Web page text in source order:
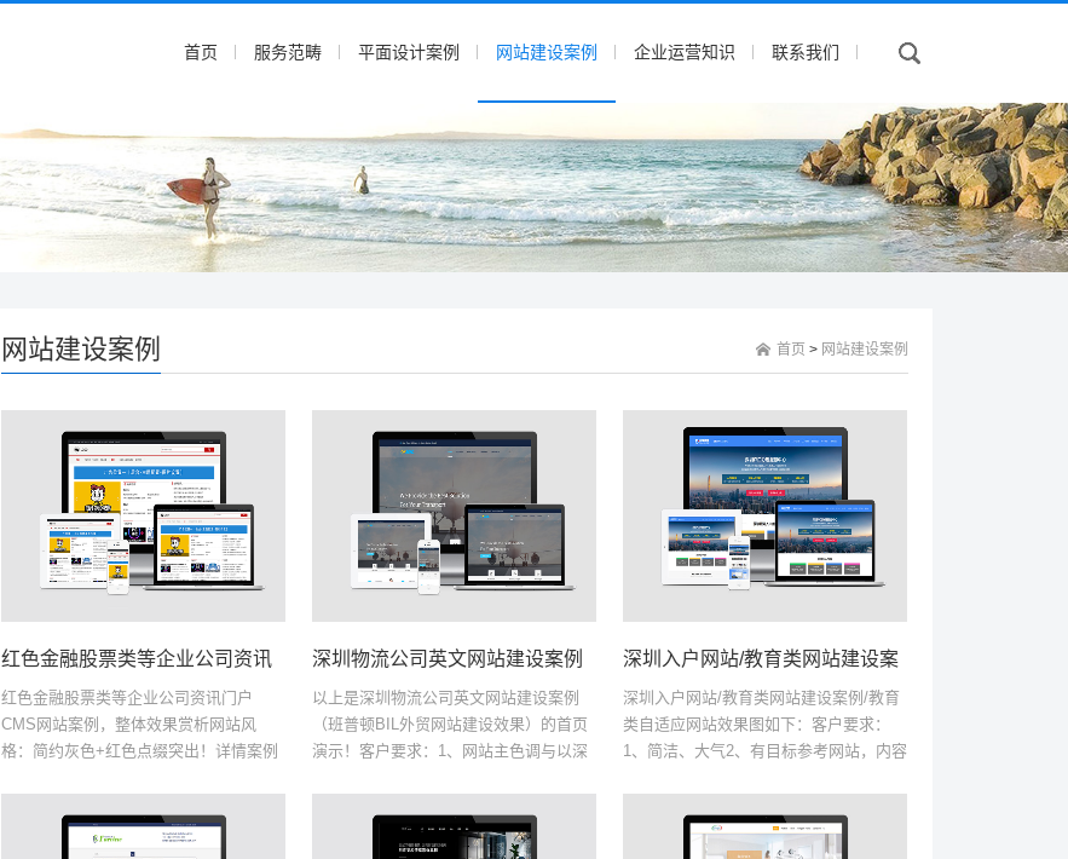
首页 服务范畴 平面设计案例 网站建设案例 企业运营知识 联系我们
网站建设案例 首页 > 网站建设案例
红色金融股票类等企业公司资讯门户
CMS网站案例，整体效果赏析网站风
格：简约灰色+红色点缀突出！详情案例
于：资讯类网站，SEO排...
以上是深圳物流公司英文网站建设案例
（班普顿BIL外贸网站建设效果）的首页
演示！客户要求：1、网站主色调与以深
要设置几个栏目，每...
深圳入户网站/教育类网站建设案例/教育
类自适应网站效果图如下：客户要求：
1、简洁、大气2、有目标参考网站，内容
定、必须架设...